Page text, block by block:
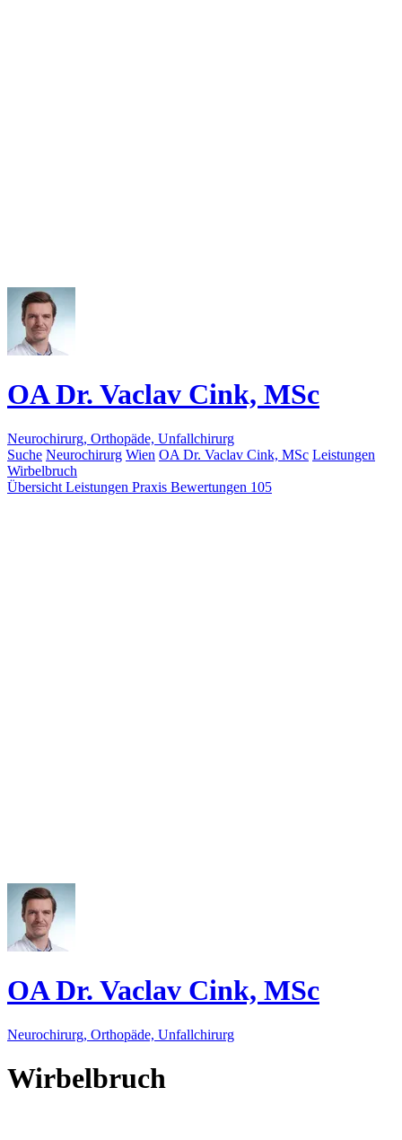
OA Dr. Vaclav Cink, MSc
Neurochirurg, Orthopäde, Unfallchirurg
Suche Neurochirurg Wien OA Dr. Vaclav Cink, MSc Leistungen
Wirbelbruch
Übersicht Leistungen Praxis Bewertungen 105
OA Dr. Vaclav Cink, MSc
Neurochirurg, Orthopäde, Unfallchirurg
Wirbelbruch